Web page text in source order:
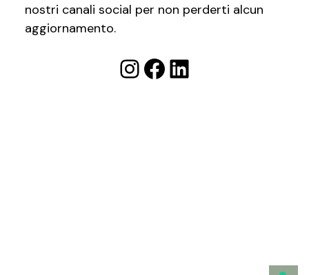
nostri canali social per non perderti alcun
aggiornamento.
Instagram
Facebook
LinkedIn